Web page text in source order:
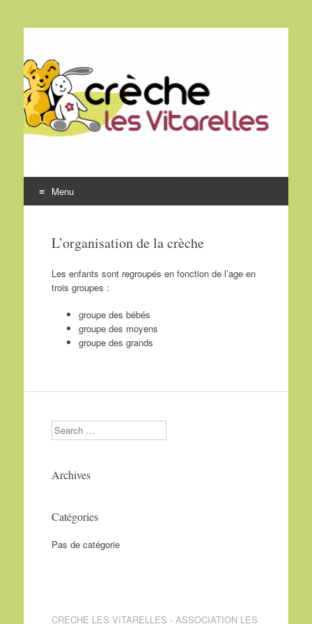
CRECHE LES
VITARELLES
Menu
L’organisation de la crèche
Les enfants sont regroupés en fonction de l’age en
trois groupes :
groupe des bébés
groupe des moyens
groupe des grands
Search
Archives
Catégories
Pas de catégorie
CRECHE LES VITARELLES - ASSOCIATION LES